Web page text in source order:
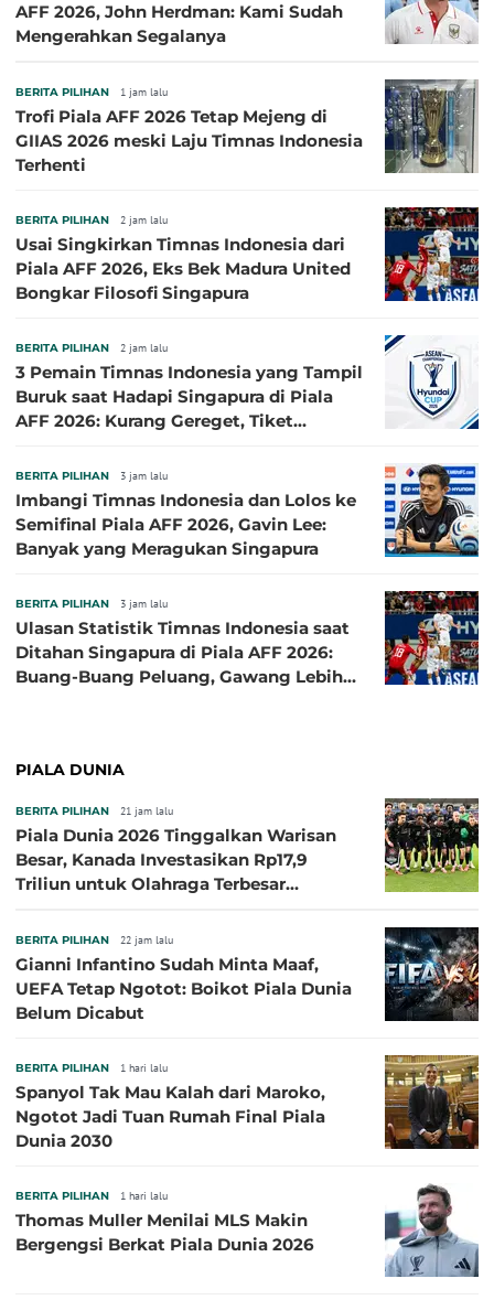
AFF 2026, John Herdman: Kami Sudah
Mengerahkan Segalanya
BERITA PILIHAN 1 jam lalu
Trofi Piala AFF 2026 Tetap Mejeng di
GIIAS 2026 meski Laju Timnas Indonesia
Terhenti
BERITA PILIHAN 2 jam lalu
Usai Singkirkan Timnas Indonesia dari
Piala AFF 2026, Eks Bek Madura United
Bongkar Filosofi Singapura
BERITA PILIHAN 2 jam lalu
3 Pemain Timnas Indonesia yang Tampil
Buruk saat Hadapi Singapura di Piala
AFF 2026: Kurang Gereget, Tiket
BERITA PILIHAN 3 jam lalu
Imbangi Timnas Indonesia dan Lolos ke
Semifinal Piala AFF 2026, Gavin Lee:
Banyak yang Meragukan Singapura
BERITA PILIHAN 3 jam lalu
Ulasan Statistik Timnas Indonesia saat
Ditahan Singapura di Piala AFF 2026:
Buang-Buang Peluang, Gawang Lebih
PIALA DUNIA
BERITA PILIHAN 21 jam lalu
Piala Dunia 2026 Tinggalkan Warisan
Besar, Kanada Investasikan Rp17,9
Triliun untuk Olahraga Terbesar
BERITA PILIHAN 22 jam lalu
Gianni Infantino Sudah Minta Maaf,
UEFA Tetap Ngotot: Boikot Piala Dunia
Belum Dicabut
BERITA PILIHAN 1 hari lalu
Spanyol Tak Mau Kalah dari Maroko,
Ngotot Jadi Tuan Rumah Final Piala
Dunia 2030
BERITA PILIHAN 1 hari lalu
Thomas Muller Menilai MLS Makin
Bergengsi Berkat Piala Dunia 2026